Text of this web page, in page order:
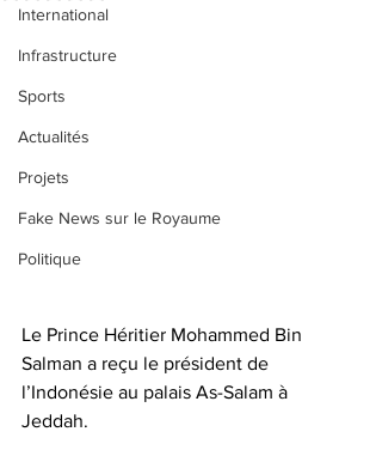
International
Infrastructure
Sports
Actualités
Projets
Fake News sur le Royaume
Politique
Le Prince Héritier Mohammed Bin
Salman a reçu le président de
l’Indonésie au palais As-Salam à
Jeddah.